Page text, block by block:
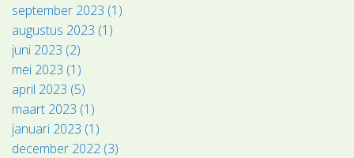
september 2023 (1)
augustus 2023 (1)
juni 2023 (2)
mei 2023 (1)
april 2023 (5)
maart 2023 (1)
januari 2023 (1)
december 2022 (3)